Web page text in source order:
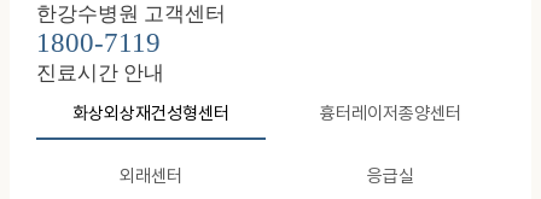
한강수병원 고객센터
1800-7119
진료시간 안내
화상외상재건성형센터 흉터레이저종양센터
외래센터
응급실